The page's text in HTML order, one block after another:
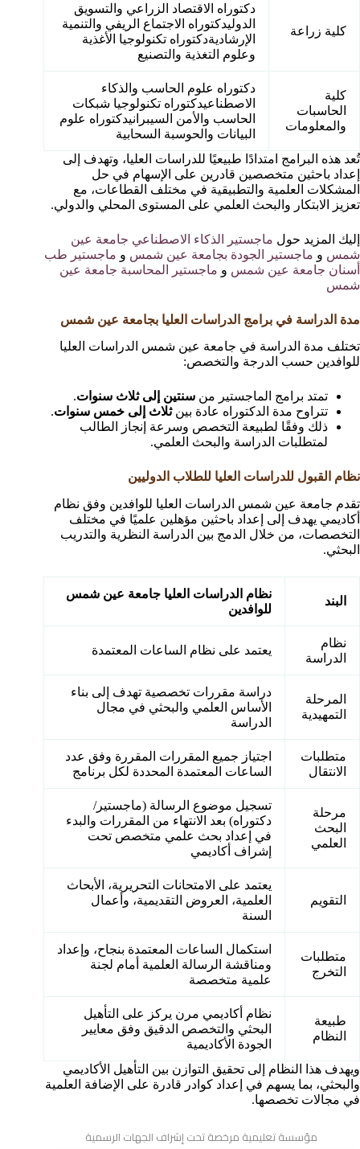
كلية زراعة
دكتوراه الاقتصاد الزراعي والتسويق
الدوليدكتوراه الاجتماع الريفي والتنمية
الإرشاديةدكتوراه تكنولوجيا الأغذية
وعلوم التغذية والتصنيع
كلية
الحاسبات
والمعلومات
دكتوراه علوم الحاسب والذكاء
الاصطناعيدكتوراه تكنولوجيا شبكات
الحاسب والأمن السيبرانيدكتوراه علوم
البيانات والحوسبة السحابية
تُعد هذه البرامج امتدادًا طبيعيًا للدراسات العليا، وتهدف إلى
إعداد باحثين متخصصين قادرين على الإسهام في حل
المشكلات العلمية والتطبيقية في مختلف القطاعات، مع
تعزيز الابتكار والبحث العلمي على المستوى المحلي والدولي.
إليك المزيد حول ماجستير الذكاء الاصطناعي جامعة عين
شمس و ماجستير الجودة بجامعة عين شمس و ماجستير طب
أسنان جامعة عين شمس و ماجستير المحاسبة جامعة عين
شمس
مدة الدراسة في برامج الدراسات العليا بجامعة عين شمس
تختلف مدة الدراسة في جامعة عين شمس الدراسات العليا
للوافدين حسب الدرجة والتخصص:
تمتد برامج الماجستير من سنتين إلى ثلاث سنوات.
تتراوح مدة الدكتوراه عادة بينثلاث إلى خمس سنوات.
ذلك وفقًا لطبيعة التخصص وسرعة إنجاز الطالب
لمتطلبات الدراسة والبحث العلمي.
نظام القبول للدراسات العليا للطلاب الدوليين
تقدم جامعة عين شمس الدراسات العليا للوافدين وفق نظام
أكاديمي يهدف إلى إعداد باحثين مؤهلين علميًا في مختلف
التخصصات، من خلال الدمج بين الدراسة النظرية والتدريب
البحثي.
البند
نظام الدراسات العليا جامعة عين شمس
للوافدين
نظام
الدراسة
يعتمد على نظام الساعات المعتمدة
المرحلة
التمهيدية
دراسة مقررات تخصصية تهدف إلى بناء
الأساس العلمي والبحثي في مجال
الدراسة
متطلبات
الانتقال
اجتياز جميع المقررات المقررة وفق عدد
الساعات المعتمدة المحددة لكل برنامج
مرحلة
البحث
العلمي
تسجيل موضوع الرسالة (ماجستير/
دكتوراه) بعد الانتهاء من المقررات والبدء
في إعداد بحث علمي متخصص تحت
إشراف أكاديمي
التقويم
يعتمد على الامتحانات التحريرية، الأبحاث
العلمية، العروض التقديمية، وأعمال
السنة
متطلبات
التخرج
استكمال الساعات المعتمدة بنجاح، وإعداد
ومناقشة الرسالة العلمية أمام لجنة
علمية متخصصة
طبيعة
النظام
نظام أكاديمي مرن يركز على التأهيل
البحثي والتخصص الدقيق وفق معايير
الجودة الأكاديمية
ويهدف هذا النظام إلى تحقيق التوازن بين التأهيل الأكاديمي
والبحثي، بما يسهم في إعداد كوادر قادرة على الإضافة العلمية
في مجالات تخصصها.
مؤسسة تعليمية مرخصة تحت إشراف الجهات الرسمية